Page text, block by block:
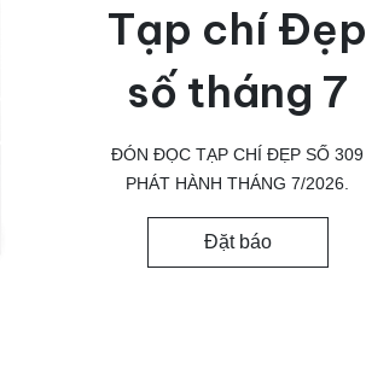
Tạp chí Đẹp
số tháng 7
ĐÓN ĐỌC TẠP CHÍ ĐẸP SỐ 309
PHÁT HÀNH THÁNG 7/2026.
Đặt báo